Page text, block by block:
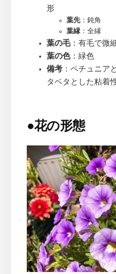
形
葉先：鈍角
葉縁：全縁
葉の毛：有毛で微
葉の色：緑色
備考：ペチュニア
タベタとした粘着
●花の形態